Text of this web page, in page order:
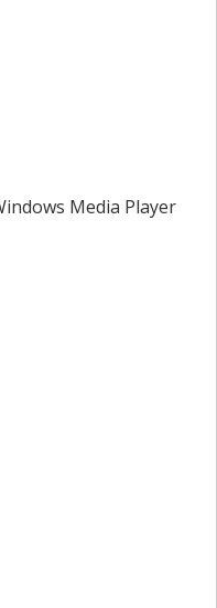
Media Player